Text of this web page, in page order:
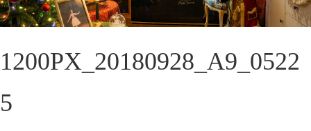
1200PX_20180928_A9_0522
5